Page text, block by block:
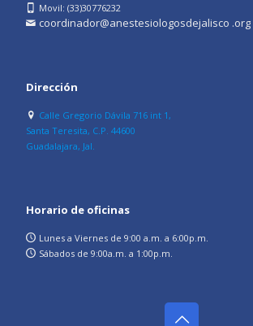
Movil: (33)30776232
coordinador@anestesiologosdejalisco .org
Dirección
Calle Gregorio Dávila 716 int 1,
Santa Teresita, C.P. 44600
Guadalajara, Jal.
Horario de oficinas
Lunes a Viernes de 9:00 a.m. a 6:00p.m.
Sábados de 9:00a.m. a 1:00p.m.